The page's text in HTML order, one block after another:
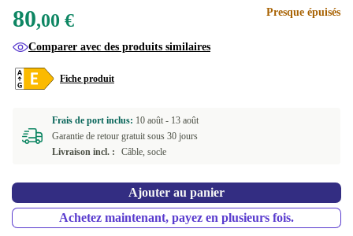
80,00 € Presque épuisés
Comparer avec des produits similaires
Fiche produit
Frais de port inclus: 10 août - 13 août
Garantie de retour gratuit sous 30 jours
Livraison incl. :
Câble, socle
Ajouter au panier
Achetez maintenant, payez en plusieurs fois.